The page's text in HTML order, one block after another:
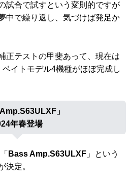
試合で試すという変則的ですが
中で繰り返し、気づけば発足か
正テストの甲斐あって、現在は
イトモデル4機種がほぼ完成し
」
年春登場
Bass Amp.S63ULXF 」という
決定。